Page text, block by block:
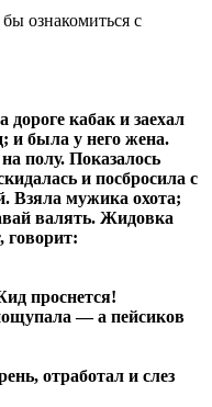
ознакомиться с
кабак и заехал
и была у него жена.
полу. Показалось
и посбросила с
Взяла мужика охота;
валять. Жидовка
говорит:
проснется!
— а пейсиков
отработал и слез